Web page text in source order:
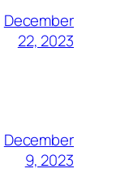
December
22, 2023
December
9, 2023